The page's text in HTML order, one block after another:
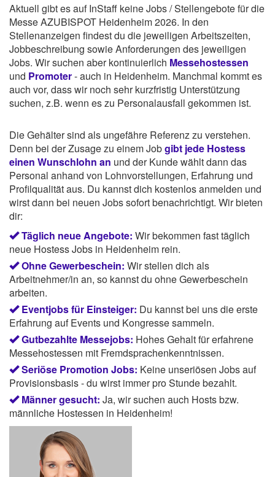
Aktuell gibt es auf InStaff keine Jobs / Stellengebote für die
Messe AZUBISPOT Heidenheim 2026. In den
Stellenanzeigen findest du die jeweiligen Arbeitszeiten,
Jobbeschreibung sowie Anforderungen des jeweiligen
Jobs. Wir suchen aber kontinuierlich Messehostessen
und Promoter- auch in Heidenheim. Manchmal kommt es
auch vor, dass wir noch sehr kurzfristig Unterstützung
suchen, z.B. wenn es zu Personalausfall gekommen ist.
Die Gehälter sind als ungefähre Referenz zu verstehen.
Denn bei der Zusage zu einem Jobgibt jede Hostess
einen Wunschlohn an und der Kunde wählt dann das
Personal anhand von Lohnvorstellungen, Erfahrung und
Profilqualität aus. Du kannst dich kostenlos anmelden und
wirst dann bei neuen Jobs sofort benachrichtigt. Wir bieten
dir:
Täglich neue Angebote: Wir bekommen fast täglich
neue Hostess Jobs in Heidenheim rein.
Ohne Gewerbeschein: Wir stellen dich als
Arbeitnehmer/in an, so kannst du ohne Gewerbeschein
arbeiten.
Eventjobs für Einsteiger: Du kannst bei uns die erste
Erfahrung auf Events und Kongresse sammeln.
Gutbezahlte Messejobs: Hohes Gehalt für erfahrene
Messehostessen mit Fremdsprachenkenntnissen.
Seriöse Promotion Jobs: Keine unseriösen Jobs auf
Provisionsbasis - du wirst immer pro Stunde bezahlt.
Männer gesucht: Ja, wir suchen auch Hosts bzw.
männliche Hostessen in Heidenheim!